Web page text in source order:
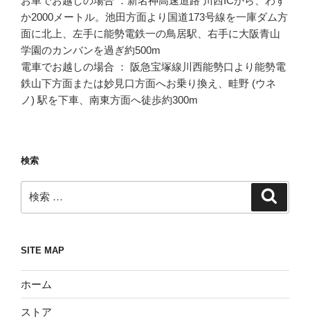
か2000メートル。池田方面より国道173号線を一庫ダム方
面に北上、左手に能勢電鉄一の鳥居駅、右手に大阪青山
学園のカンバンを過ぎ約500m
電車でお越しの場合 ： 阪急宝塚線川西能勢口より能勢電
鉄山下方面または妙見口方面へお乗り換え、畦野 (ウネ
ノ) 駅を下車、南東方面へ徒歩約300m
検索
索:
SITE MAP
ホーム
ストア